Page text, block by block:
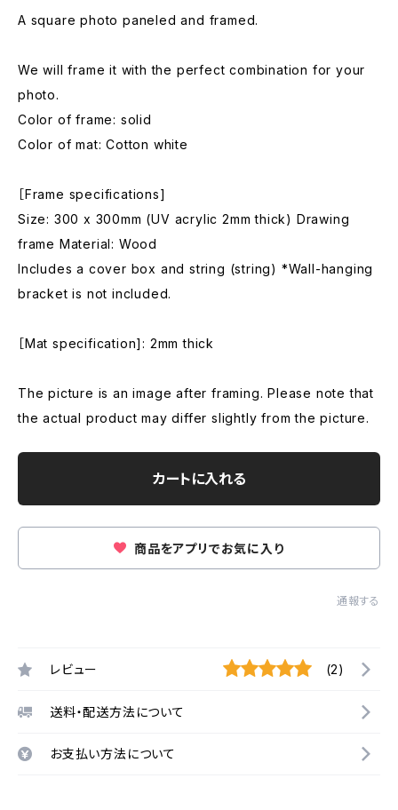
A square photo paneled and framed.
We will frame it with the perfect combination for your
photo.
Color of frame: solid
Color of mat: Cotton white
［Frame specifications]
Size: 300 x 300mm (UV acrylic 2mm thick) Drawing
frame Material: Wood
Includes a cover box and string (string) *Wall-hanging
bracket is not included.
［Mat specification]: 2mm thick
The picture is an image after framing. Please note that
the actual product may differ slightly from the picture.
カートに入れる
商品をアプリでお気に入り
通報する
レビュー (2)
送料・配送方法について
お支払い方法について